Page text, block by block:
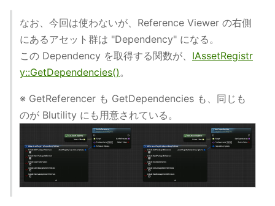
なお、今回は使わないが、Reference Viewer の右側
にあるアセット群は "Dependency" になる。
この Dependency を取得する関数が、 IAssetRegistr
y::GetDependencies() 。
※ GetReferencer も GetDependencies も、同じも
のが Blutility にも用意されている。